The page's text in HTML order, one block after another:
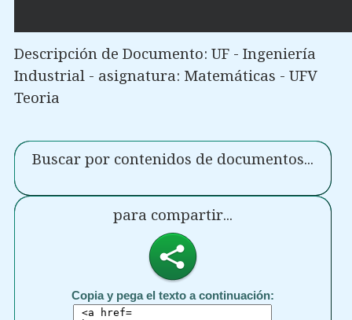
Descripción de Documento: UF - Ingeniería
Industrial - asignatura: Matemáticas - UFV
Teoria
Buscar por contenidos de documentos...
para compartir...
Copia y pega el texto a continuación: